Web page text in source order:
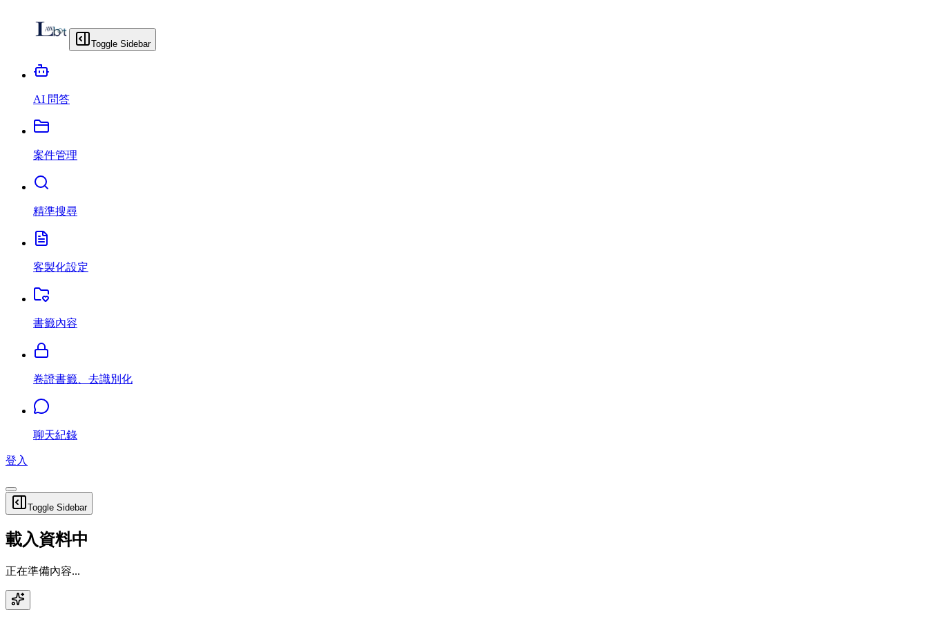
Toggle Sidebar
AI 問答
案件管理
精準搜尋
客製化設定
書籤內容
卷證書籤、去識別化
聊天紀錄
登入
Toggle Sidebar
載入資料中
正在準備內容...